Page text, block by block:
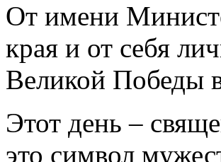
От имени
края и от себя
Великой Победы
Этот день –
это символ